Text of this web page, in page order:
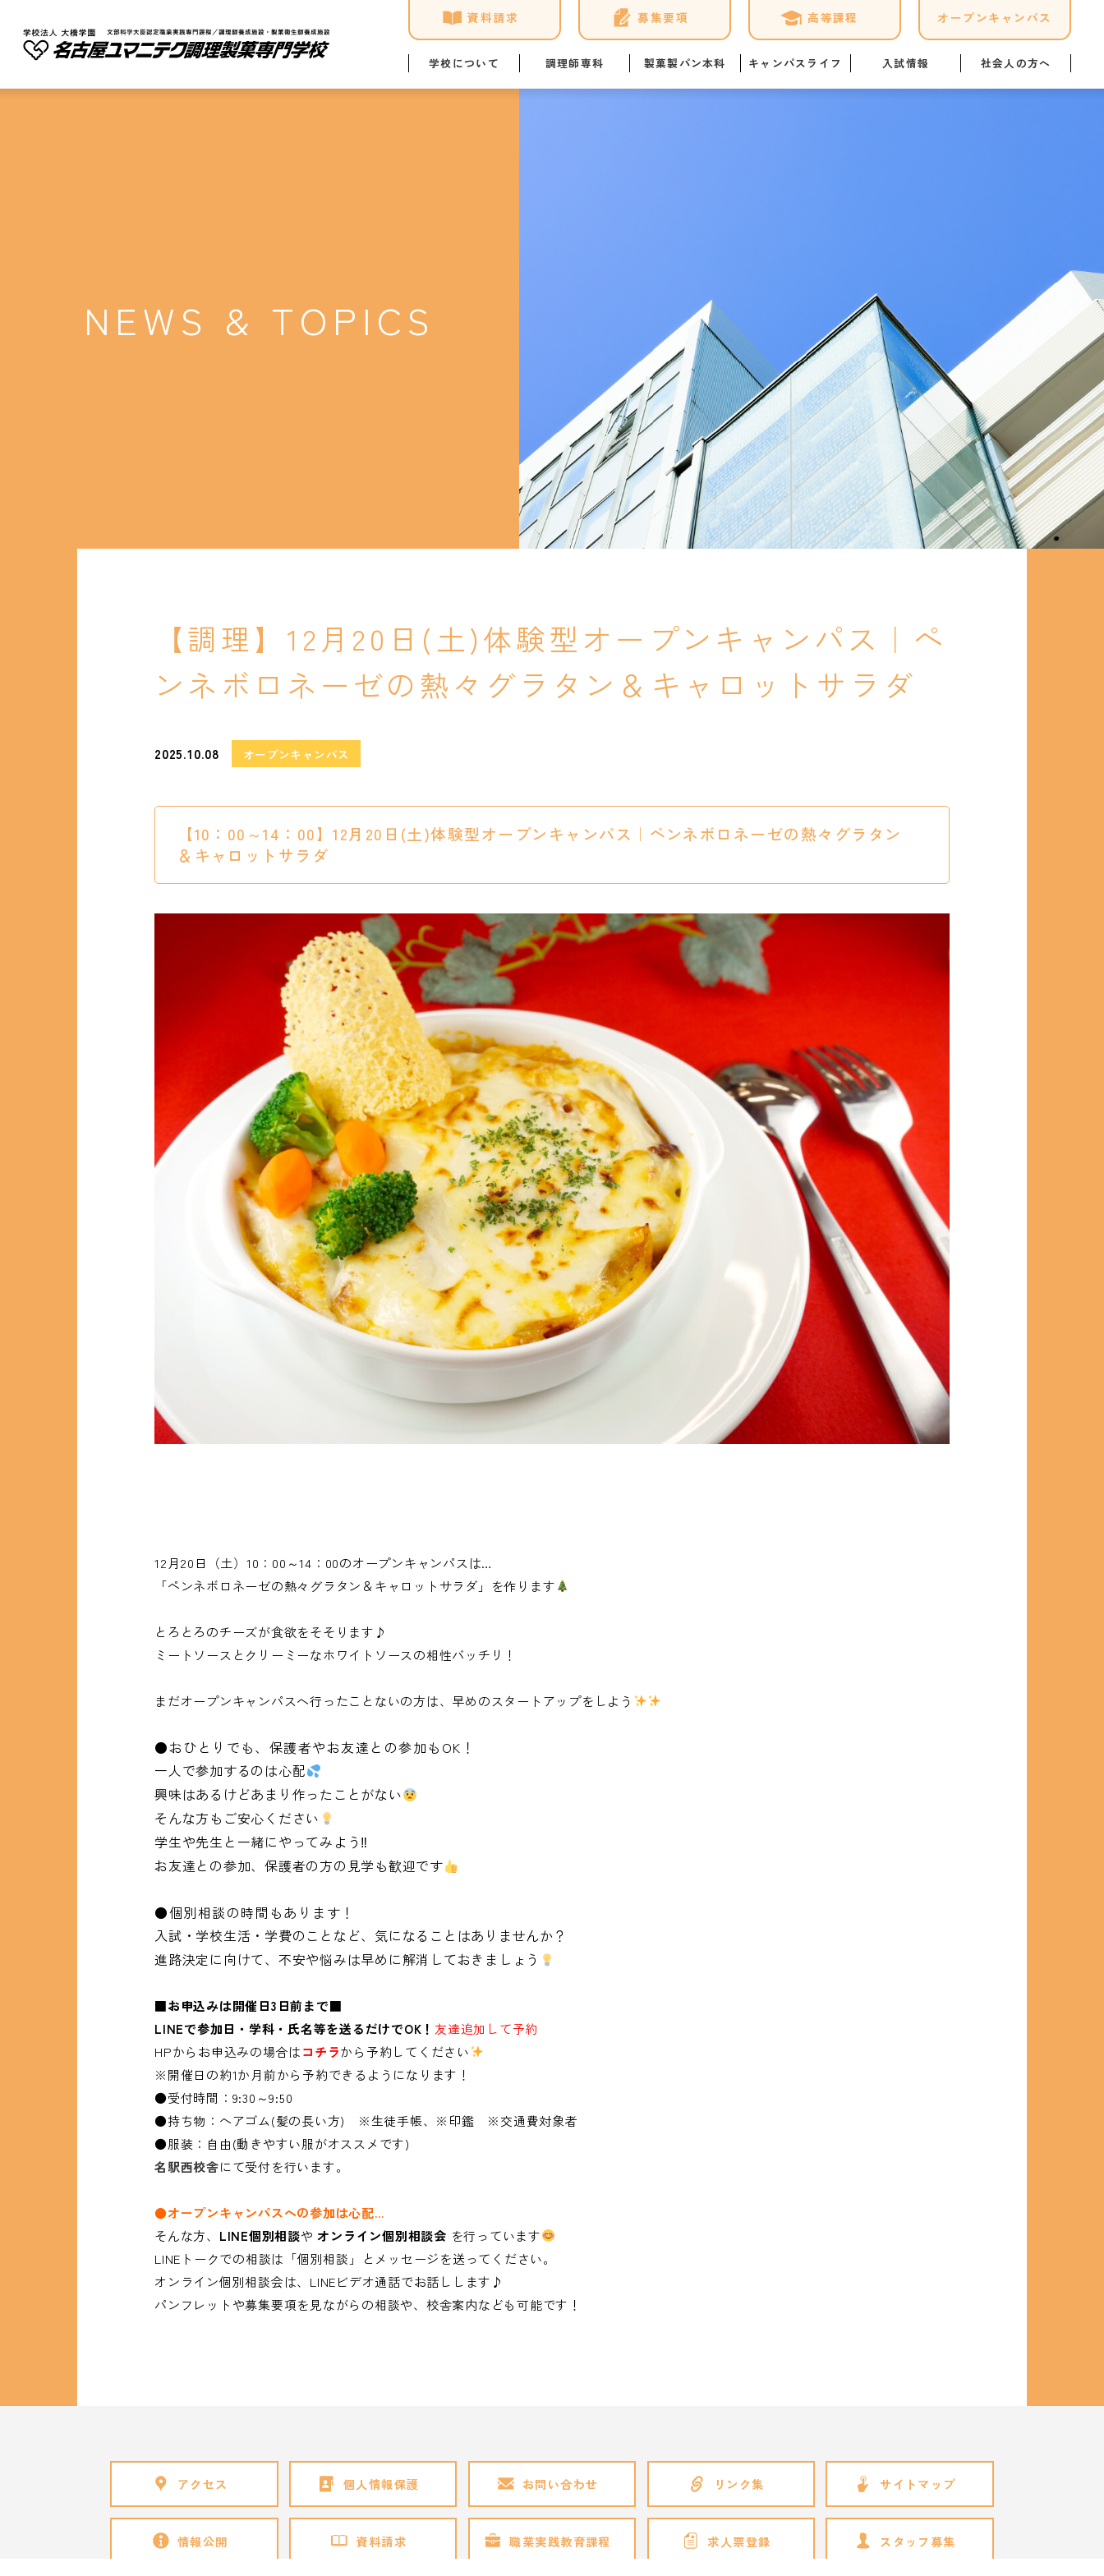
資料請求 募集要項 高等課程 オープンキャンパス
学校について 調理師専科 製菓製パン本科
就職支援
卒業生紹介
キャンパスライフ 入試情報 社会人の方へ
NEWS & TOPICS
【調理】12月20日(土)体験型オープンキャンパス｜ペ
ンネボロネーゼの熱々グラタン＆キャロットサラダ
2025.10.08 オープンキャンパス
【10：00～14：00】12月20日(土)体験型オープンキャンパス｜ペンネボロネーゼの熱々グラタン
＆キャロットサラダ
12月20日（土）10：00～14：00のオープンキャンパスは…
「ペンネボロネーゼの熱々グラタン＆キャロットサラダ 」を作ります
とろとろのチーズが食欲をそそります♪
ミートソースとクリーミーなホワイトソースの相性バッチリ！
まだオープンキャンパスへ行ったことないの方は、早めのスタートアップをしよう
●おひとりでも、保護者やお友達との参加もOK！
一人で参加するのは心配
興味はあるけどあまり作ったことがない
そんな方もご安心ください
学生や先生と一緒にやってみよう‼
お友達との参加、保護者の方の見学も歓迎です
●個別相談の時間もあります！
入試・学校生活・学費のことなど、気になることはありませんか？
進路決定に向けて、不安や悩みは早めに解消しておきましょう
■お申込みは開催日3日前まで■
LINEで参加日・学科・氏名等を送るだけでOK！ 友達追加して予約
HPからお申込みの場合はコチラから予約してください
※開催日の約1か月前から予約できるようになります！
●受付時間：9:30～9:50
●持ち物：ヘアゴム(髪の長い方) ※生徒手帳、※印鑑 ※交通費対象者
●服装：自由(動きやすい服がオススメです)
名駅西校舎にて受付を行います。
●オープンキャンパスへの参加は心配…
そんな方、 LINE個別相談や オンライン個別相談会 を行っています
LINEトークでの相談は「個別相談」とメッセージを送ってください。
オンライン個別相談会は、LINEビデオ通話でお話しします♪
パンフレットや募集要項を見ながらの相談や、校舎案内なども可能です！
アクセス 個人情報保護 お問い合わせ リンク集 サイトマップ
情報公開 資料請求 職業実践教育課程 求人票登録 スタッフ募集